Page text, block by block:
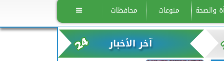
والصحة منوعات محافظات 
آخر الأخبار